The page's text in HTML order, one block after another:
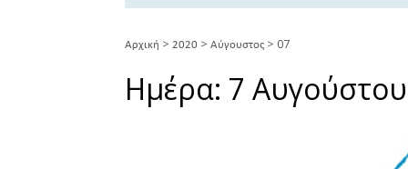
Αρχική > 2020 > Αύγουστος > 07
Ημέρα: 7